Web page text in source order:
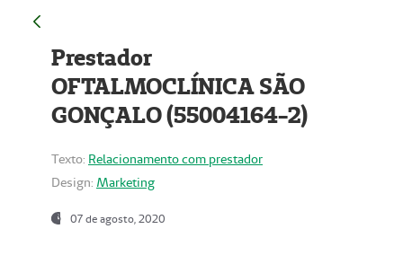
Prestador
OFTALMOCLÍNICA SÃO
GONÇALO (55004164-2)
Texto: Relacionamento com prestador
Design: Marketing
07 de agosto, 2020